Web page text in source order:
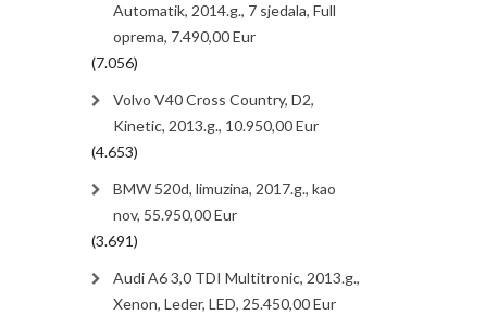
Automatik, 2014.g., 7 sjedala, Full
oprema, 7.490,00 Eur
(7.056)
Volvo V40 Cross Country, D2,
Kinetic, 2013.g., 10.950,00 Eur
(4.653)
BMW 520d, limuzina, 2017.g., kao
nov, 55.950,00 Eur
(3.691)
Audi A6 3,0 TDI Multitronic, 2013.g.,
Xenon, Leder, LED, 25.450,00 Eur